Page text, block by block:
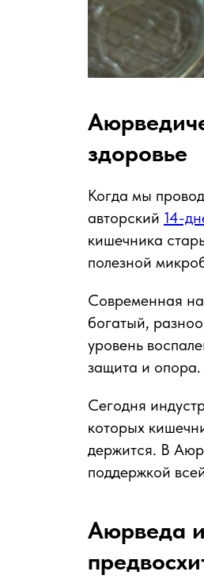
здоровье
Когда мы
авторский 14-
кишечника
полезной
Современная
богатый,
уровень
защита и опора.​
Сегодня
которых
держится. В
поддержкой
Аюрведа